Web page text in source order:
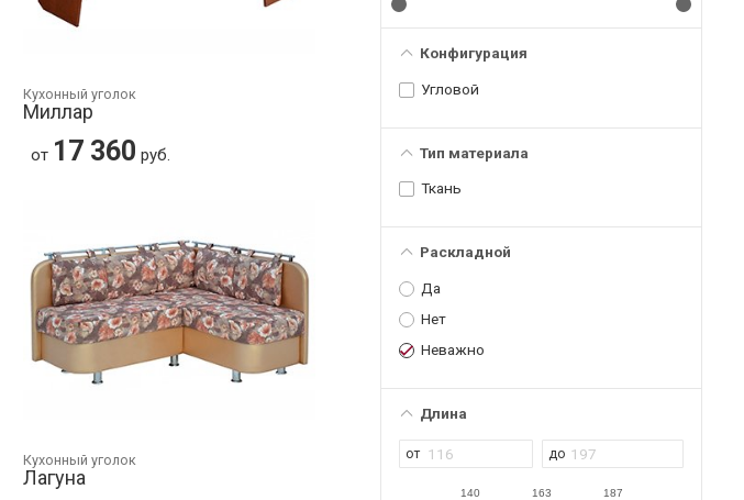
Конфигурация
Угловой
Тип материала
Ткань
Раскладной
Да
Нет
Неважно
Длина
140 163 187
Кухонный уголок
Миллар
от 17 360 руб.
Кухонный уголок
Лагуна